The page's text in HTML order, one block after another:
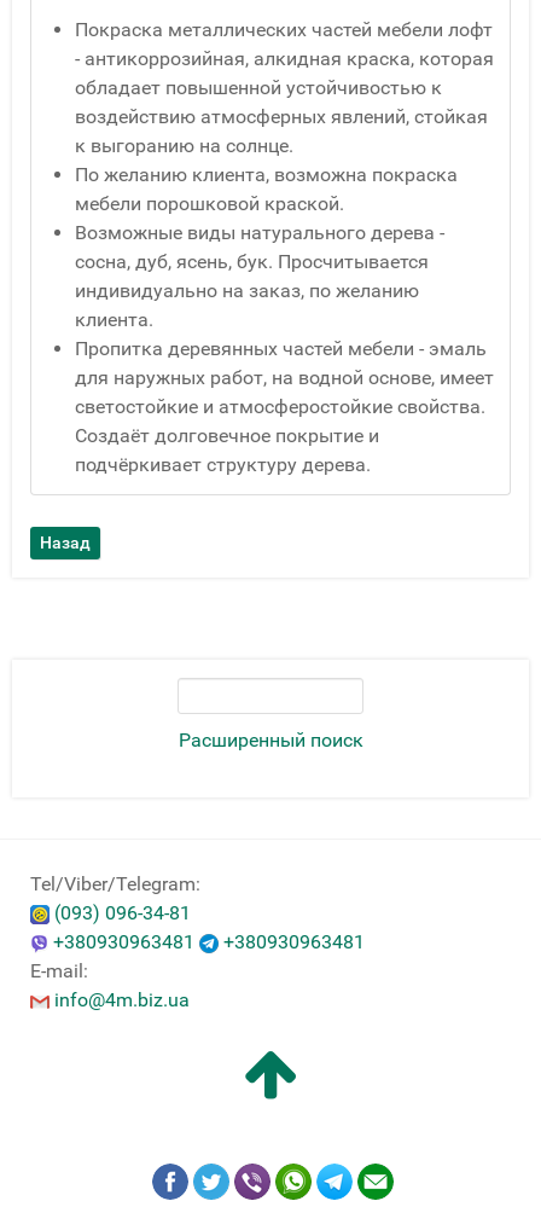
Расширенный поиск
Покраска металлических частей мебели лофт
- антикоррозийная, алкидная краска, которая
обладает повышенной устойчивостью к
воздействию атмосферных явлений, стойкая
к выгоранию на солнце.
По желанию клиента, возможна покраска
мебели порошковой краской.
Возможные виды натурального дерева -
сосна, дуб, ясень, бук. Просчитывается
индивидуально на заказ, по желанию
клиента.
Пропитка деревянных частей мебели - эмаль
для наружных работ, на водной основе, имеет
светостойкие и атмосферостойкие свойства.
Создаёт долговечное покрытие и
подчёркивает структуру дерева.
Tel/Viber/Telegram:
(093) 096-34-81
+380930963481
+380930963481
E-mail:
info@4m.biz.ua